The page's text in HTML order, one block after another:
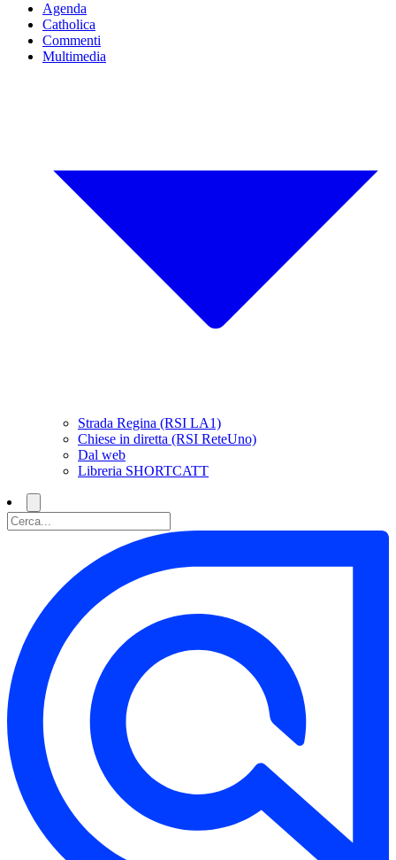
Agenda
Catholica
Commenti
Multimedia
Strada Regina (RSI LA1)
Chiese in diretta (RSI ReteUno)
Dal web
Libreria SHORTCATT